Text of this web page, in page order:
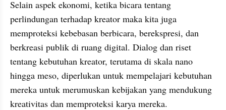
Selain aspek ekonomi, ketika bicara tentang
perlindungan terhadap kreator maka kita juga
memproteksi kebebasan berbicara, berekspresi, dan
berkreasi publik di ruang digital. Dialog dan riset
tentang kebutuhan kreator, terutama di skala nano
hingga meso, diperlukan untuk mempelajari kebutuhan
mereka untuk merumuskan kebijakan yang mendukung
kreativitas dan memproteksi karya mereka.